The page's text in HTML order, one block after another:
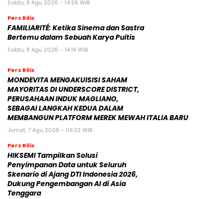
Sabtu, 8 Agu 2026 - 14:26 WIB
Pers Rilis
FAMILIARITÉ: Ketika Sinema dan Sastra
Bertemu dalam Sebuah Karya Puitis
Sabtu, 8 Agu 2026 - 14:19 WIB
Pers Rilis
MONDEVITA MENGAKUISISI SAHAM
MAYORITAS DI UNDERSCORE DISTRICT,
PERUSAHAAN INDUK MAGLIANO,
SEBAGAI LANGKAH KEDUA DALAM
MEMBANGUN PLATFORM MEREK MEWAH ITALIA BARU
Jumat, 7 Agu 2026 - 09:32 WIB
Pers Rilis
HIKSEMI Tampilkan Solusi
Penyimpanan Data untuk Seluruh
Skenario di Ajang DTI Indonesia 2026,
Dukung Pengembangan AI di Asia
Tenggara